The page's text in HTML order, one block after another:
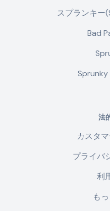
スプランキー
Bad
法
カスタ
プライバ
利
も